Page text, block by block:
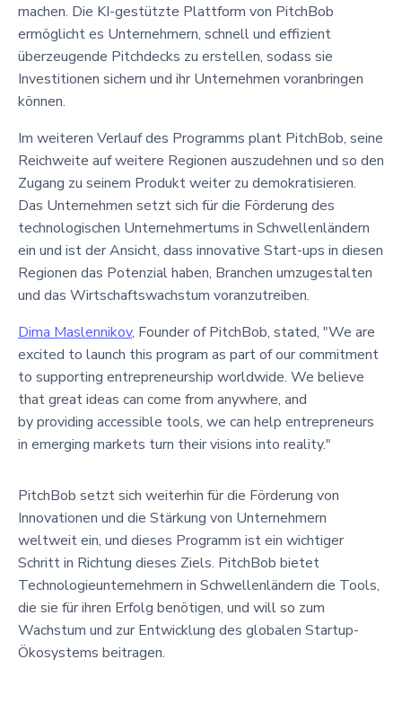
machen. Die KI-gestützte Plattform von PitchBob
ermöglicht es Unternehmern, schnell und effizient
überzeugende Pitchdecks zu erstellen, sodass sie
Investitionen sichern und ihr Unternehmen voranbringen
können.
Im weiteren Verlauf des Programms plant PitchBob, seine
Reichweite auf weitere Regionen auszudehnen und so den
Zugang zu seinem Produkt weiter zu demokratisieren.
Das Unternehmen setzt sich für die Förderung des
technologischen Unternehmertums in Schwellenländern
ein und ist der Ansicht, dass innovative Start-ups in diesen
Regionen das Potenzial haben, Branchen umzugestalten
und das Wirtschaftswachstum voranzutreiben.
Dima Maslennikov, Founder of PitchBob, stated, "We are
excited to launch this program as part of our commitment
to supporting entrepreneurship worldwide. We believe
that great ideas can come from anywhere, and
by providing accessible tools, we can help entrepreneurs
in emerging markets turn their visions into reality."
PitchBob setzt sich weiterhin für die Förderung von
Innovationen und die Stärkung von Unternehmern
weltweit ein, und dieses Programm ist ein wichtiger
Schritt in Richtung dieses Ziels. PitchBob bietet
Technologieunternehmern in Schwellenländern die Tools,
die sie für ihren Erfolg benötigen, und will so zum
Wachstum und zur Entwicklung des globalen Startup-
Ökosystems beitragen.